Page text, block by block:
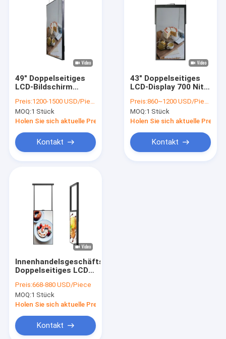
49" Doppelseitiges
LCD-Bildschirm
Preis:1200-1500 USD/Piece
MOQ:1 Stück
Holen Sie sich aktuelle Preis
Kontakt
43" Doppelseitiges
LCD-Display 700 Nits
für Unternehmen
Preis:860~1200 USD/Piece
MOQ:1 Stück
Holen Sie sich aktuelle Preis
Kontakt
Innenhandelsgeschäftsfenster
Doppelseitiges LCD-
Preis:668-880 USD/Piece
MOQ:1 Stück
Holen Sie sich aktuelle Preis
Kontakt